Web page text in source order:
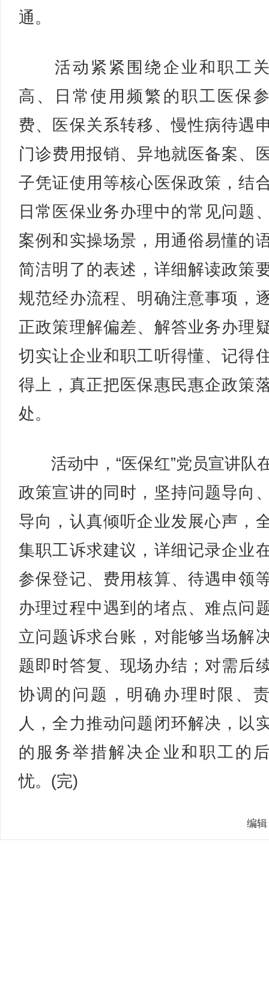
通。
活动紧紧围绕企业和职工
高、日常使用频繁的职工医保
费、医保关系转移、慢性病待遇
门诊费用报销、异地就医备案、
子凭证使用等核心医保政策，结
日常医保业务办理中的常见问题
案例和实操场景，用通俗易懂的
简洁明了的表述，详细解读政策
规范经办流程、明确注意事项，
正政策理解偏差、解答业务办理
切实让企业和职工听得懂、记得
得上，真正把医保惠民惠企政策
处。
活动中，“医保红”党员宣讲队
政策宣讲的同时，坚持问题导向
导向，认真倾听企业发展心声，
集职工诉求建议，详细记录企业
参保登记、费用核算、待遇申领
办理过程中遇到的堵点、难点问
立问题诉求台账，对能够当场解
题即时答复、现场办结；对需后
协调的问题，明确办理时限、
人，全力推动问题闭环解决，以
的服务举措解决企业和职工的
忧。(完)
编